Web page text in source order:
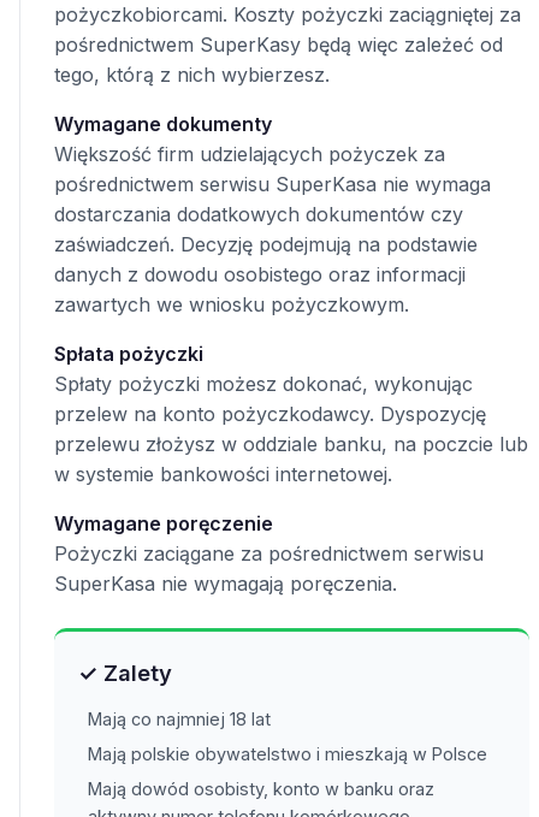
pożyczkobiorcami. Koszty pożyczki zaciągniętej za
pośrednictwem SuperKasy będą więc zależeć od
tego, którą z nich wybierzesz.
Wymagane dokumenty
Większość firm udzielających pożyczek za
pośrednictwem serwisu SuperKasa nie wymaga
dostarczania dodatkowych dokumentów czy
zaświadczeń. Decyzję podejmują na podstawie
danych z dowodu osobistego oraz informacji
zawartych we wniosku pożyczkowym.
Spłata pożyczki
Spłaty pożyczki możesz dokonać, wykonując
przelew na konto pożyczkodawcy. Dyspozycję
przelewu złożysz w oddziale banku, na poczcie lub
w systemie bankowości internetowej.
Wymagane poręczenie
Pożyczki zaciągane za pośrednictwem serwisu
SuperKasa nie wymagają poręczenia.
✓ Zalety
Mają co najmniej 18 lat
Mają polskie obywatelstwo i mieszkają w Polsce
Mają dowód osobisty, konto w banku oraz